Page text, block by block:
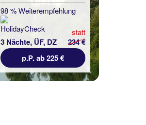
98 % Weiterempfehlung
3 Nächte, ÜF, DZ
statt
234 €
p.P. ab 225 €